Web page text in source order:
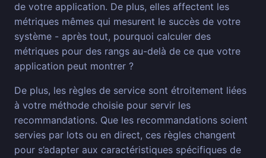
de votre application. De plus, elles affectent les
métriques mêmes qui mesurent le succès de votre
système - après tout, pourquoi calculer des
métriques pour des rangs au-delà de ce que votre
application peut montrer ?
De plus, les règles de service sont étroitement liées
à votre méthode choisie pour servir les
recommandations. Que les recommandations soient
servies par lots ou en direct, ces règles changent
pour s’adapter aux caractéristiques spécifiques de